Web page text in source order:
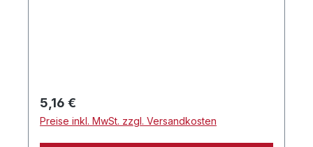
Regulärer Preis:
5,16 €
Preise inkl. MwSt. zzgl. Versandkosten